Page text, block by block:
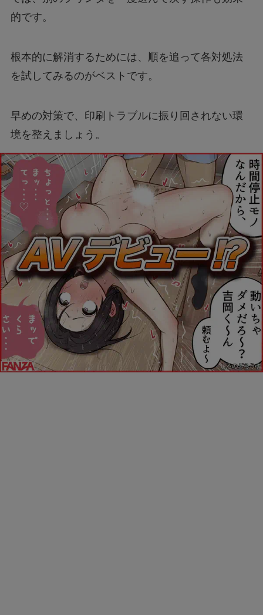
的です。
根本的に解消するためには、順を追って各対処法
を試してみるのがベストです。
早めの対策で、印刷トラブルに振り回されない環
境を整えましょう。